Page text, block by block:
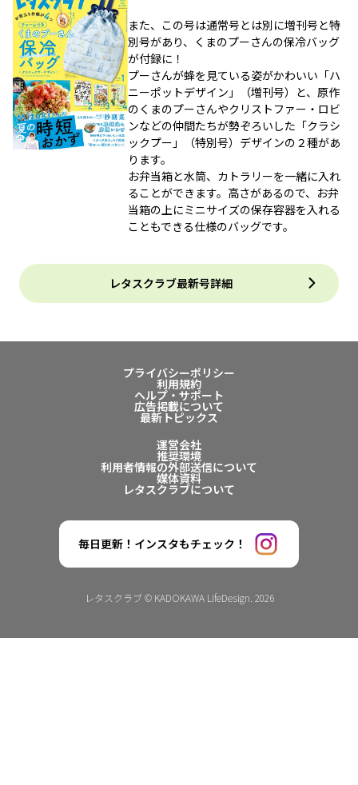
また、この号は通常号とは別に増刊号と特
別号があり、くまのプーさんの保冷バッグ
が付録に！
プーさんが蜂を見ている姿がかわいい「ハ
ニーポットデザイン」（増刊号）と、原作
のくまのプーさんやクリストファー・ロビ
ンなどの仲間たちが勢ぞろいした「クラシ
ックプー」（特別号）デザインの２種があ
ります。
お弁当箱と水筒、カトラリーを一緒に入れ
ることができます。高さがあるので、お弁
当箱の上にミニサイズの保存容器を入れる
こともできる仕様のバッグです。
レタスクラブ最新号詳細
プライバシーポリシー
利用規約
ヘルプ・サポート
広告掲載について
最新トピックス
運営会社
推奨環境
利用者情報の外部送信について
媒体資料
レタスクラブについて
毎日更新！インスタもチェック！
レタスクラブ © KADOKAWA LifeDesign. 2026